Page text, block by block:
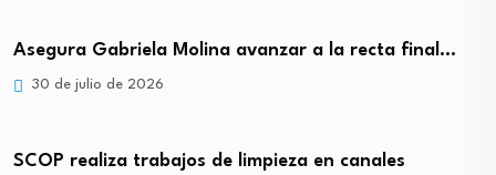
Asegura Gabriela Molina avanzar a la recta final…
30 de julio de 2026
SCOP realiza trabajos de limpieza en canales